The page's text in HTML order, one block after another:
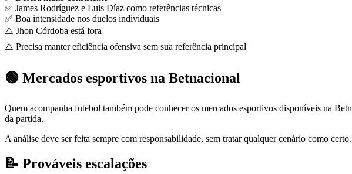
✅ James Rodríguez e Luis Díaz como referências técnicas
✅ Boa intensidade nos duelos individuais
⚠️ Jhon Córdoba está fora
⚠️ Precisa manter eficiência ofensiva sem sua referência principal
🟢 Mercados esportivos na Betnacional
Quem acompanha futebol também pode conhecer os mercados esportivos disponíveis na
da partida.
A análise deve ser feita sempre com responsabilidade, sem tratar qualquer cenário como
📝 Prováveis escalações